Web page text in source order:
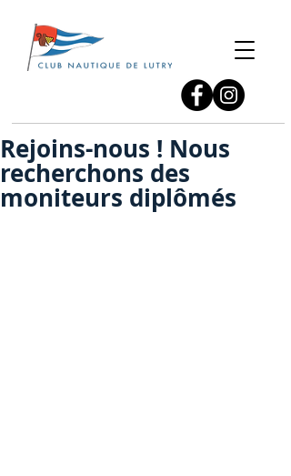
Rejoins-nous ! Nous
recherchons des
moniteurs diplômés